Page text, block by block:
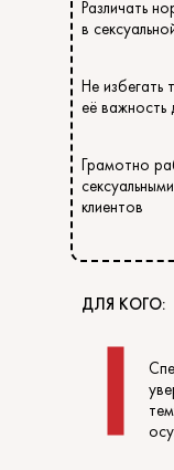
Грамотно
клиентов
Различать
в
Не избегать
её важность
ДЛЯ КОГО: